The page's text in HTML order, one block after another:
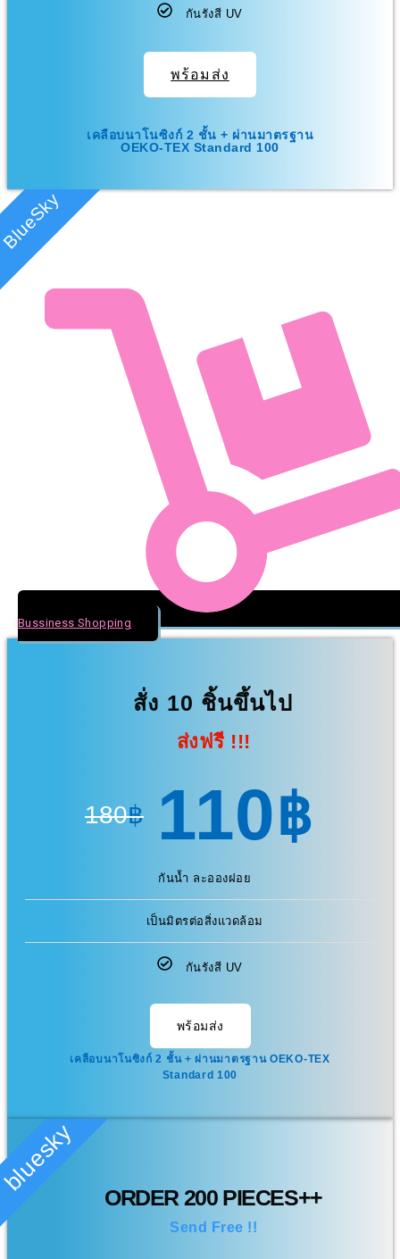
กันรังสี UV
พร้อมส่ง
เคลือบนาโนซิงก์ 2 ชั้น + ผ่านมาตรฐาน
OEKO-TEX Standard 100
BlueSky
Bussiness Shopping
สั่ง 10 ชิ้นขึ้นไป
ส่งฟรี !!!
180฿ 110฿
กันน้ำ ละอองฝอย
เป็นมิตรต่อสิ่งแวดล้อม
กันรังสี UV
พร้อมส่ง
เคลือบนาโนซิงก์ 2 ชั้น + ผ่านมาตรฐาน OEKO-TEX
Standard 100
ORDER 200 PIECES++
Send Free !!